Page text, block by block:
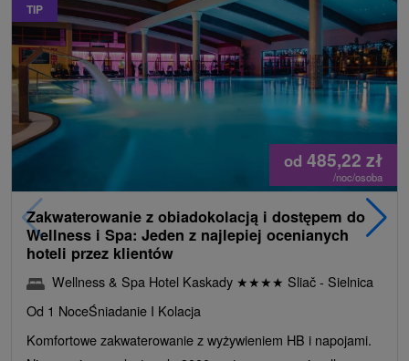
TIP
od 485,22 zł
/noc/osoba
Zakwaterowanie z obiadokolacją i dostępem do
Wellness i Spa: Jeden z najlepiej ocenianych
hoteli przez klientów
Wellness & Spa Hotel Kaskady ★★★★ Sliač - Sielnica
Od 1 NoceŚniadanie I Kolacja
Komfortowe zakwaterowanie z wyżywieniem HB i napojami.